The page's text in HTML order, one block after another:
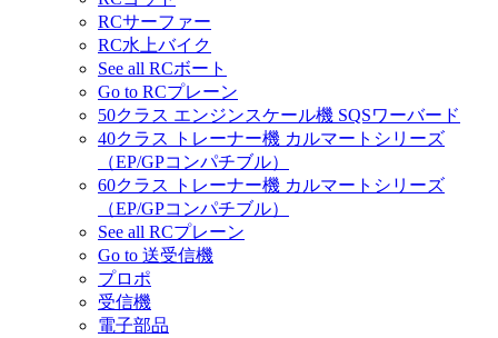
RCサーファー
RC水上バイク
See all RCボート
Go to RCプレーン
50クラス エンジンスケール機 SQSワーバード
40クラス トレーナー機 カルマートシリーズ
（EP/GPコンパチブル）
60クラス トレーナー機 カルマートシリーズ
（EP/GPコンパチブル）
See all RCプレーン
Go to 送受信機
プロポ
受信機
電子部品